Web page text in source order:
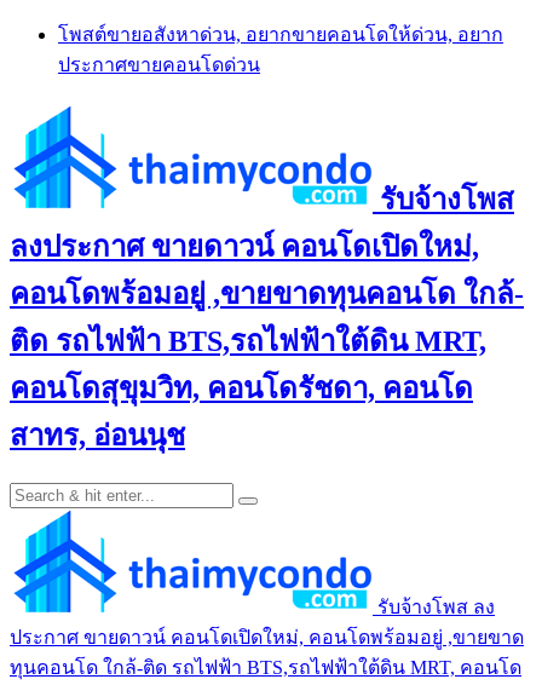
Skip
content
โพสต์ขายอสังหาด่วน, อยากขายคอนโดให้ด่วน, อยาก
ประกาศขายคอนโดด่วน
รับจ้างโพส
ลงประกาศ ขายดาวน์ คอนโดเปิดใหม่,
คอนโดพร้อมอยู่ ,ขายขาดทุนคอนโด ใกล้-
ติด รถไฟฟ้า BTS,รถไฟฟ้าใต้ดิน MRT,
คอนโดสุขุมวิท, คอนโดรัชดา, คอนโด
สาทร, อ่อนนุช
รับจ้างโพส ลง
ประกาศ ขายดาวน์ คอนโดเปิดใหม่, คอนโดพร้อมอยู่ ,ขายขาด
ทุนคอนโด ใกล้-ติด รถไฟฟ้า BTS,รถไฟฟ้าใต้ดิน MRT, คอนโด